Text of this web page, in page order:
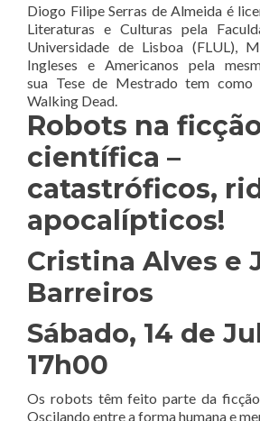
Diogo Filipe Serras de Almeida é
Literaturas e Culturas pela
Universidade de Lisboa (FLUL),
Ingleses e Americanos pela
sua Tese de Mestrado tem
Walking Dead.
Robots na
científica –
catastróficos,
apocalípticos!
Cristina Alves e
Barreiros
Sábado, 14 de
17h00
Os robots têm feito parte da ficção
Oscilando entre a forma humana e